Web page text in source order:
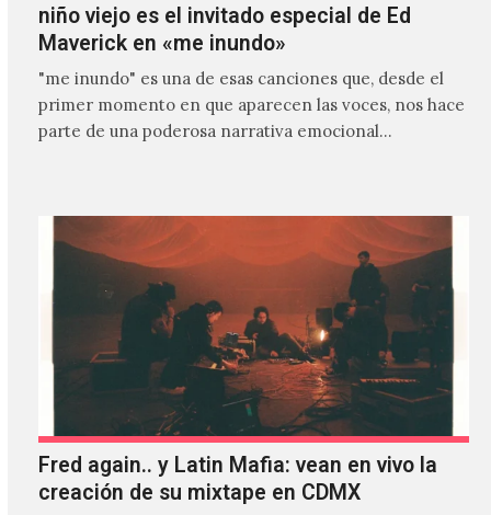
niño viejo es el invitado especial de Ed
Maverick en «me inundo»
"me inundo" es una de esas canciones que, desde el
primer momento en que aparecen las voces, nos hace
parte de una poderosa narrativa emocional…
Fred again.. y Latin Mafia: vean en vivo la
creación de su mixtape en CDMX